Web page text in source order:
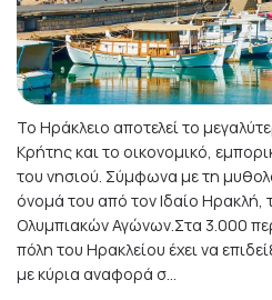
Το Ηράκλειο αποτελεί το
Κρήτης και το οικονομικό,
του νησιού. Σύμφωνα με τη
όνομά του από τον Ιδαίο Ηρακλή,
Ολυμπιακών Αγώνων.Στα 3.000
πόλη του Ηρακλείου έχει να
με κύρια αναφορά σ...